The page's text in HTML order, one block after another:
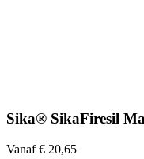
Sika® SikaFiresil
Vanaf € 20,65